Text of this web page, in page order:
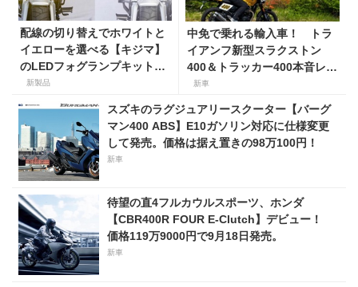
配線の切り替えでホワイトと
イエローを選べる【キジマ】
のLEDフォグランプキットに
ホンダ ダックス／グロム用が
新製品
中免で乗れる輸入車！ トラ
イアンフ新型スラクストン
400＆トラッカー400本音レビ
ュー【身長154cmの足着き
新車
スズキのラグジュアリースクーター【バーグ
マン400 ABS】E10ガソリン対応に仕様変更
して発売。価格は据え置きの98万100円！
新車
待望の直4フルカウルスポーツ、ホンダ
【CBR400R FOUR E-Clutch】デビュー！
価格119万9000円で9月18日発売。
新車